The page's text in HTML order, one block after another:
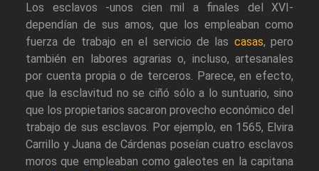
Los esclavos -unos cien mil a finales del XVI-
dependían de sus amos, que los empleaban como
fuerza de trabajo en el servicio de las casas, pero
también en labores agrarias o, incluso, artesanales
por cuenta propia o de terceros. Parece, en efecto,
que la esclavitud no se ciñó sólo a lo suntuario, sino
que los propietarios sacaron provecho económico del
trabajo de sus esclavos. Por ejemplo, en 1565, Elvira
Carrillo y Juana de Cárdenas poseían cuatro esclavos
moros que empleaban como galeotes en la capitana